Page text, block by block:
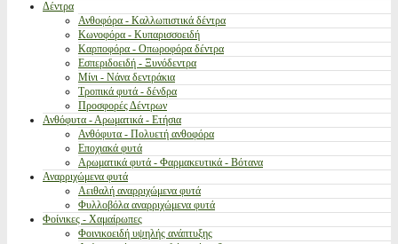
Δέντρα
Ανθοφόρα - Καλλωπιστικά δέντρα
Κωνοφόρα - Κυπαρισσοειδή
Καρποφόρα - Οπωροφόρα δέντρα
Εσπεριδοειδή - Ξυνόδεντρα
Μίνι - Νάνα δεντράκια
Τροπικά φυτά - δένδρα
Προσφορές Δέντρων
Ανθόφυτα - Αρωματικά - Ετήσια
Ανθόφυτα - Πολυετή ανθοφόρα
Εποχιακά φυτά
Αρωματικά φυτά - Φαρμακευτικά - Βότανα
Αναρριχώμενα φυτά
Αειθαλή αναρριχώμενα φυτά
Φυλλοβόλα αναρριχώμενα φυτά
Φοίνικες - Χαμαίρωπες
Φοινικοειδή υψηλής ανάπτυξης